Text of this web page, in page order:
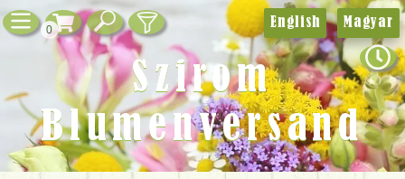
0
English Magyar
Szirom
Blumenversand